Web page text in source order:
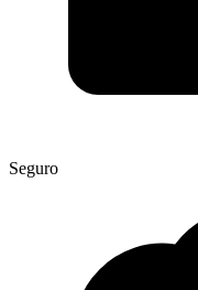
Seguro